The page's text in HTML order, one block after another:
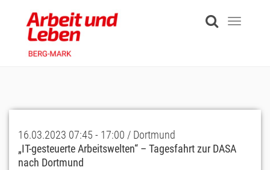
content
Toggle
16.03.2023 07:45 - 17:00 / Dortmund
„IT-gesteuerte Arbeitswelten“ – Tagesfahrt zur DASA
nach Dortmund